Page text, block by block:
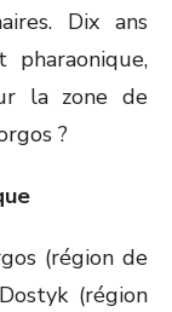
Dix ans
la zone de
?
(région de
(région